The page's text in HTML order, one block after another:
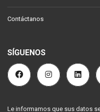
Contáctanos
SÍGUENOS
Le informamos que sus datos